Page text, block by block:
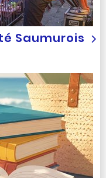
Saumurois